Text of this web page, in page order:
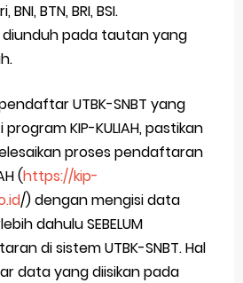
BTN, BRI, BSI.
diunduh pada tautan yang
UTBK-SNBT yang
KIP-KULIAH, pastikan
proses pendaftaran
(https://kip-
/) dengan mengisi data
dahulu SEBELUM
di sistem UTBK-SNBT. Hal
data yang diisikan pada